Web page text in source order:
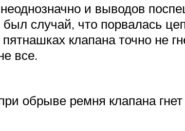
и выводов
был случай, что порвалась
клапана точно не
все.
обрыве ремня клапана гнет